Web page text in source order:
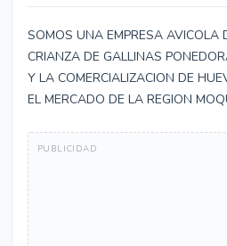
SOMOS UNA EMPRESA AVICOLA
CRIANZA DE GALLINAS
Y LA COMERCIALIZACION DE
EL MERCADO DE LA REGION